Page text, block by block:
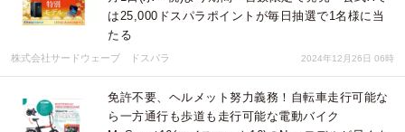
は25,000ドスパラポイントが毎日抽選で1名様に当
たる
株式会社サードウェーブ ドスパラ 2024年12月26日 06時
免許不要、ヘルメット努力義務！自転車走行可能な
ら一方通行も歩道も走行可能な電動バイク